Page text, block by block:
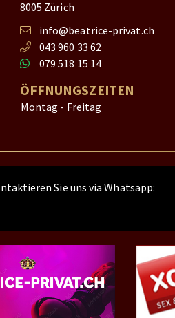
8005 Zürich
info@beatrice-privat.ch
043 960 33 62
079 518 15 14
ÖFFNUNGSZEITEN
Montag - Freitag
Sie uns via Whatsapp: